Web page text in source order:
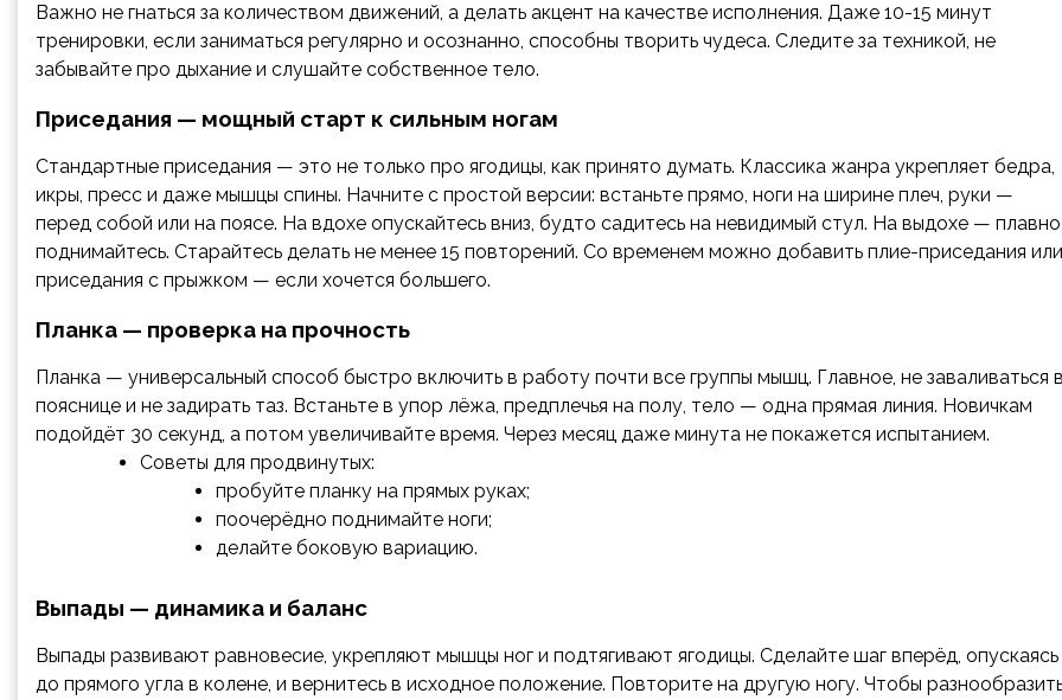
Важно не гнаться за количеством движений, а делать акцент на качестве исполнения. Даже 10-15 минут
тренировки, если заниматься регулярно и осознанно, способны творить чудеса. Следите за техникой, не
забывайте про дыхание и слушайте собственное тело.
Приседания — мощный старт к сильным ногам
Стандартные приседания — это не только про ягодицы, как принято думать. Классика жанра укрепляет бедра,
икры, пресс и даже мышцы спины. Начните с простой версии: встаньте прямо, ноги на ширине плеч, руки —
перед собой или на поясе. На вдохе опускайтесь вниз, будто садитесь на невидимый стул. На выдохе — плавно
поднимайтесь. Старайтесь делать не менее 15 повторений. Со временем можно добавить плие-приседания или
приседания с прыжком — если хочется большего.
Планка — проверка на прочность
Планка — универсальный способ быстро включить в работу почти все группы мышц. Главное, не заваливаться
пояснице и не задирать таз. Встаньте в упор лёжа, предплечья на полу, тело — одна прямая линия. Новичкам
подойдёт 30 секунд, а потом увеличивайте время. Через месяц даже минута не покажется испытанием.
Советы для продвинутых:
пробуйте планку на прямых руках;
поочерёдно поднимайте ноги;
делайте боковую вариацию.
Выпады — динамика и баланс
Выпады развивают равновесие, укрепляют мышцы ног и подтягивают ягодицы. Сделайте шаг вперёд, опускаясь
до прямого угла в колене, и вернитесь в исходное положение. Повторите на другую ногу. Чтобы